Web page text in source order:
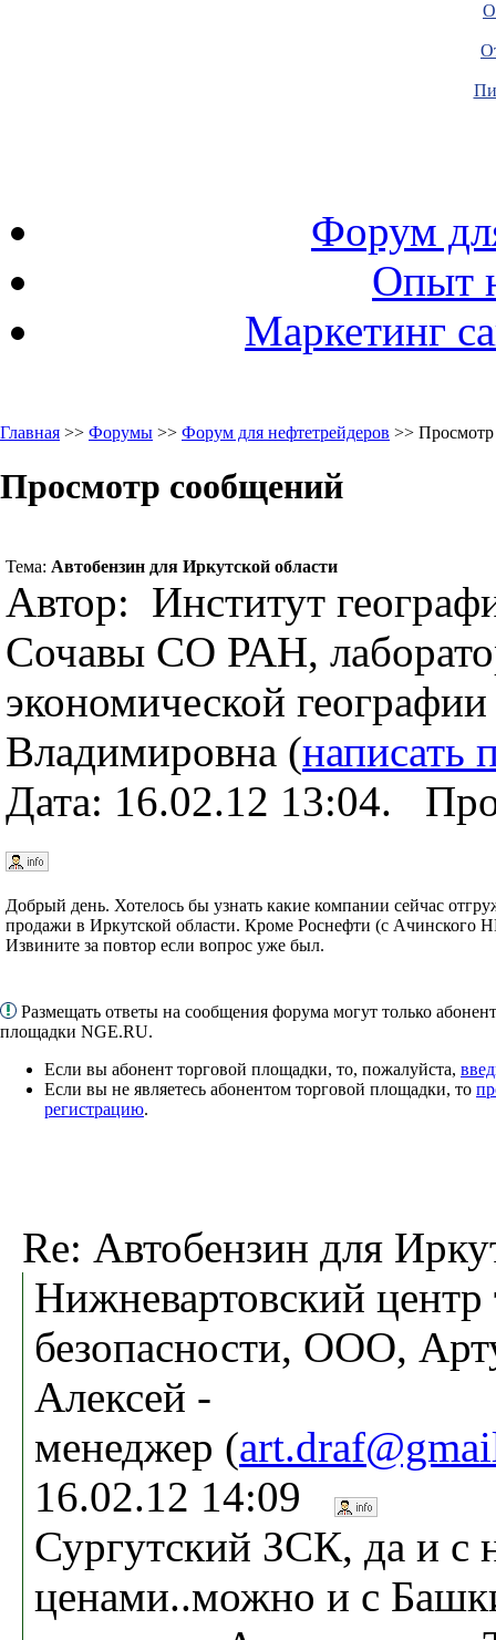
Форум
Опыт
Маркетинг
Главная >> Форумы >> Форум для нефтетрейдеров >>
Просмотр сообщений
Тема: Автобензин для Иркутской области
Автор: Институт
Сочавы СО РАН,
экономической
Владимировна (написать
Дата: 16.02.12 13:04.
Добрый день. Хотелось бы узнать какие компании сейчас
продажи в Иркутской области. Кроме Роснефти (с Ачинского
Извините за повтор если вопрос уже был.
Размещать ответы на сообщения форума могут только
площадки NGE.RU.
Если вы абонент торговой площадки, то, пожалуйста,
Если вы не являетесь абонентом торговой площадки, то
регистрацию.
Re: Автобензин для
Нижневартовский центр
безопасности, ООО,
Алексей -
менеджер (
16.02.12 14:09
Сургутский ЗСК, да и
ценами..можно и с